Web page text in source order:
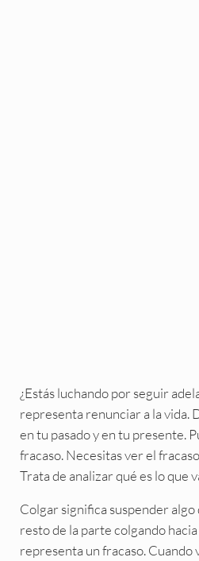
¿Estás luchando por seguir
representa renunciar a la vida.
en tu pasado y en tu presente.
fracaso. Necesitas ver el
Trata de analizar qué es lo que
Colgar significa suspender algo
resto de la parte colgando
representa un fracaso. Cuando